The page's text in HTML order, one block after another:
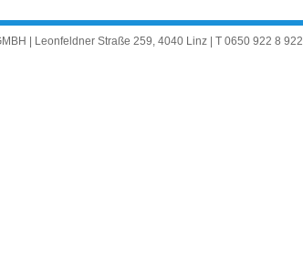
| Leonfeldner Straße 259, 4040 Linz | T 0650 922 8 922